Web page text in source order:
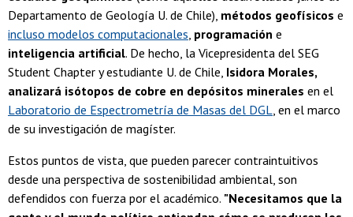
Departamento de Geología U. de Chile), métodos geofísicos e
incluso modelos computacionales programación e
inteligencia artificial. De hecho, la Vicepresidenta del SEG
Student Chapter y estudiante U. de Chile, Isidora Morales,
analizará isótopos de cobre en depósitos minerales en el
Laboratorio de Espectrometría de Masas del DGL , en el marco
de su investigación de magíster.
Estos puntos de vista, que pueden parecer contraintuitivos
desde una perspectiva de sostenibilidad ambiental, son
defendidos con fuerza por el académico. "Necesitamos que la